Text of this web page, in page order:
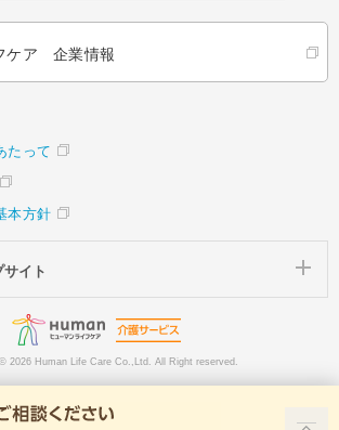
ケア 企業情報
たって
本方針
サイト
2026 Human Life Care Co.,Ltd. All Right reserved.